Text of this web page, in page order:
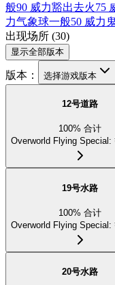
般90 威力豁出去火75
力气象球一般50 威力
出现场所 (30)
显示全部版本
版本： 选择游戏版本
12号道路
100% 合计
Overworld Flying Special :
19号水路
100% 合计
Overworld Flying Special:
20号水路